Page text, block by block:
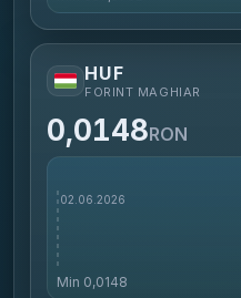
HUF
FORINT MAGHIAR
0,0148RON
Min 0,0148